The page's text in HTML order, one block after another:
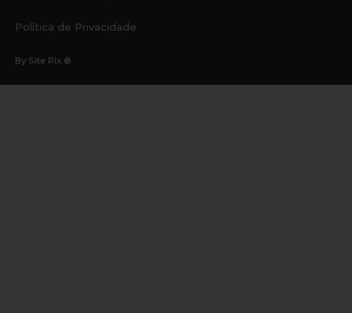
Política de Privacidade
By Site Pix ®